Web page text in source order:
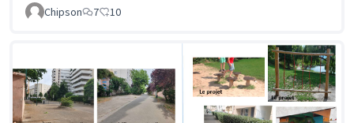
Chipson
7 10